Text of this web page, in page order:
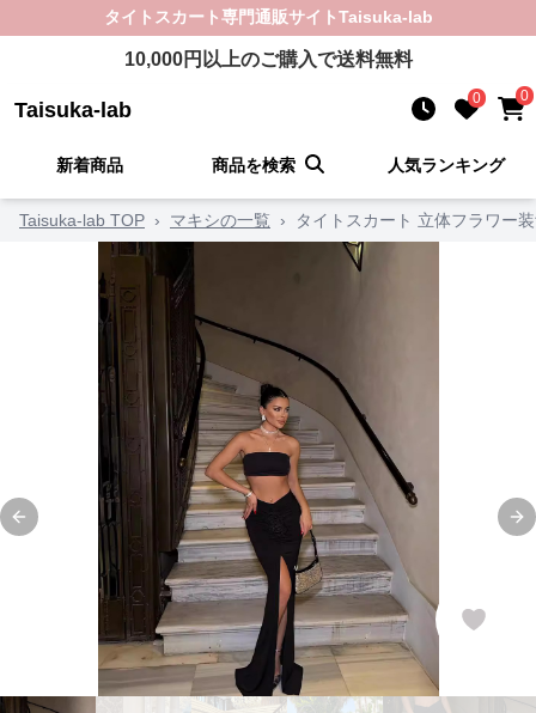
タイトスカート専門通販サイトTaisuka-lab
10,000円以上のご購入で送料無料
Taisuka-lab 0 0
新着商品 商品を検索 人気ランキング
Taisuka-lab TOP › マキシの一覧 › タイトスカート 立体フラワー
Previous slide